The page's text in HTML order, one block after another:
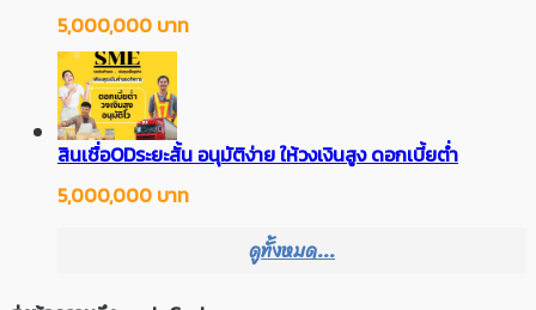
5,000,000 บาท
สินเชื่อODระยะสั้น อนุมัติง่าย ให้วงเงินสูง ดอกเบี้ยต่ำ
5,000,000 บาท
ดูทั้งหมด...